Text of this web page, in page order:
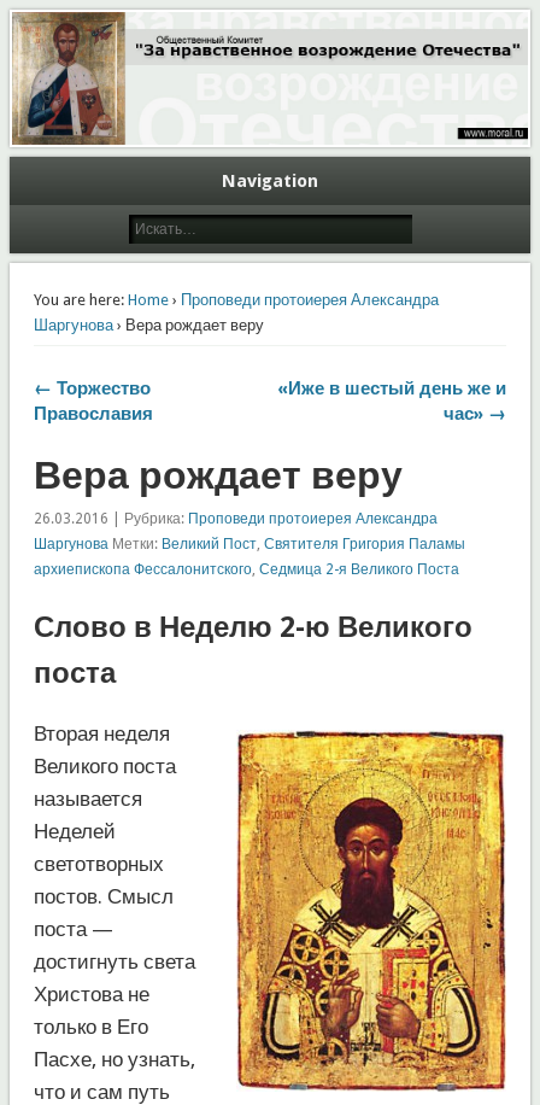
Moral.Ru
Общественный Комитет "За нравственное возрождение Отечества"
Navigation
You are here: Home› Проповеди протоиерея Александра
Шаргунова› Вера рождает веру
← Торжество
Православия
«Иже в шестый день же и
час» →
Вера рождает веру
26.03.2016 | Рубрика: Проповеди протоиерея Александра
Шаргунова Метки: Великий Пост, Святителя Григория Паламы
архиепископа Фессалонитского, Седмица 2-я Великого Поста
Слово в Неделю 2-ю Великого
поста
Вторая неделя
Великого поста
называется
Неделей
светотворных
постов. Смысл
поста —
достигнуть света
Христова не
только в Его
Пасхе, но узнать,
что и сам путь